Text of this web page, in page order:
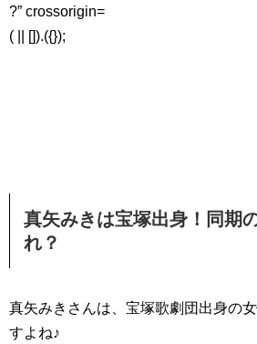
?” crossorigin=
( || []).({});
真矢みきは宝塚出身！同期
れ？
真矢みきさんは、宝塚歌劇団出身の
すよね♪